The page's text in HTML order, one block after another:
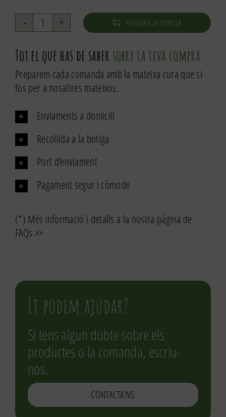
quantitat
Estrelles
AFEGEIX A LA CISTELLA
Tot el que has de saber sobre la teva compra
Preparem cada comanda amb la mateixa cura que si
fos per a nosaltres mateixos.
Enviaments a domicili
Recollida a la botiga
Port d’enviament
Pagament segur i còmode
(*) Més informació i detalls a la nostra pàgina de
FAQs >>
Et podem ajudar?
Si tens algun dubte sobre els
productes o la comanda, escriu-
nos.
CONTACTA’NS